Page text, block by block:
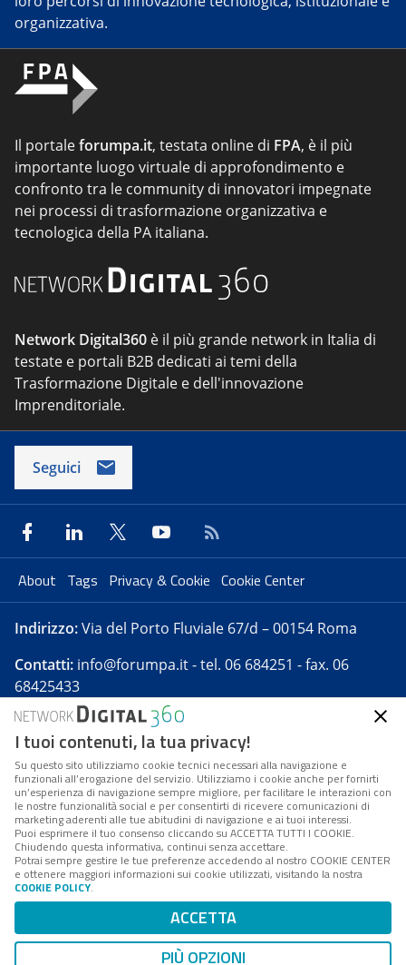
organizzativa.
Il portaleforumpa.it, testata online di FPA, è il più
importante luogo virtuale di approfondimento e
confronto tra le community di innovatori impegnate
nei processi di trasformazione organizzativa e
tecnologica della PA italiana.
Network Digital360 è il più grande network in Italia di
testate e portali B2B dedicati ai temi della
Trasformazione Digitale e dell'innovazione
Imprenditoriale.
Seguici
About Tags Privacy & Cookie Cookie Center
Indirizzo:Via del Porto Fluviale 67/d – 00154 Roma
Contatti: info@forumpa.it- tel. 06 684251 - fax. 06
68425433
Forumpa.itè una pubblicazione telematica iscritta
presso Registro della stampa del Tribunale di Roma -
Reg. n. 182 del 2 maggio 2008 - Direttore resp. Michela
Stentella
FPA s.r.l. è società soggetta a Direzione e
Coordinamento da parte di Digital360 S.p.A. - FPA s.r.l.
è un'azienda certificata per il sistema di management
Codice Fiscale/Partita IVA n. 10693191008 - R.E.A. Roma
n. 1249791. ISP AWS
Mappa del sito
I tuoi contenuti, la tua privacy!
Su questo sito utilizziamo cookie tecnici necessari alla navigazione e
funzionali all’erogazione del servizio. Utilizziamo i cookie anche per fornirti
un’esperienza di navigazione sempre migliore, per facilitare le interazioni con
le nostre funzionalità social e per consentirti di ricevere comunicazioni di
marketing aderenti alle tue abitudini di navigazione e ai tuoi interessi.
Puoi esprimere il tuo consenso cliccando su ACCETTA TUTTI I COOKIE.
Chiudendo questa informativa, continui senza accettare.
Potrai sempre gestire le tue preferenze accedendo al nostro COOKIE CENTER
e ottenere maggiori informazioni sui cookie utilizzati, visitando la nostra
COOKIE POLICY.
ACCETTA
PIÙ OPZIONI